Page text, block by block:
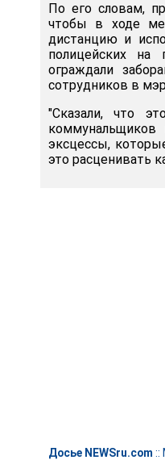
По его словам,
чтобы в ходе
дистанцию и
полицейских на
ограждали
сотрудников в
"Сказали, что
эксцессы,
это расценивать
Досье NEWSru.com ::